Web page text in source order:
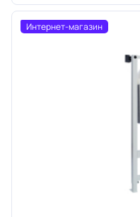
Интернет-магазин